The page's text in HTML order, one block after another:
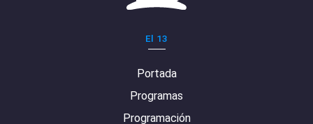
El 13
Portada
Programas
Programación